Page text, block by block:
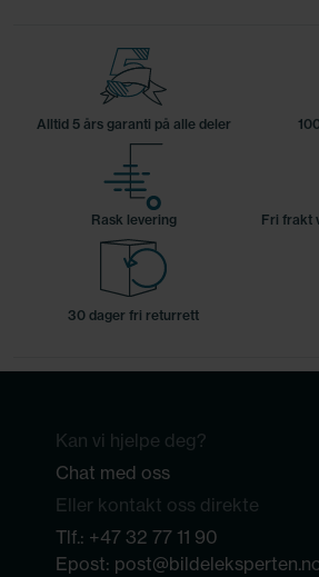
Alltid 5 års garanti på alle deler
Rask levering Fri frakt
30 dager fri returrett
Kan vi hjelpe deg?
Chat med oss
Eller kontakt oss direkte
Tlf.: +47 32 77 11 90
Epost: